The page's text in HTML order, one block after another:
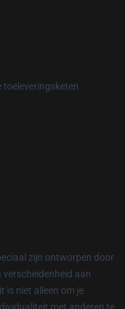
toeleveringsketen
zijn ontworpen door
verscheidenheid aan
is niet alleen om je